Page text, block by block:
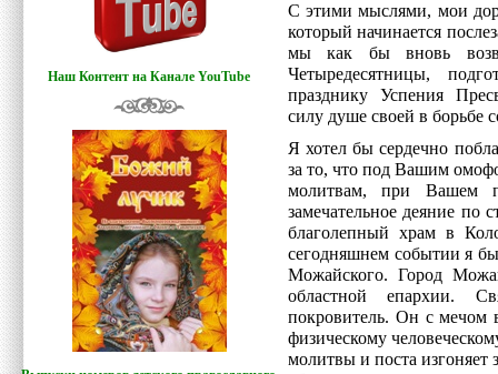
Наш Контент на Канале YouTube
С этими мыслями, мои
который начинается
мы как бы вновь
Четыредесятницы,
празднику Успения
силу душе своей в борьбе
Я хотел бы сердечно
за то, что под Вашим
молитвам, при Вашем
замечательное деяние по
благолепный храм в
сегодняшнем событии я бы
Можайского. Город
областной епархии.
покровитель. Он с мечом
физическому
молитвы и поста